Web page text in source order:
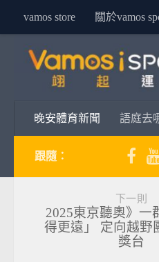
vamos store 關於vamos
晚安體育新聞 語庭去
跟隨：
下一則
2025東京聽奧》一
得更遠」 定向越野
獎台